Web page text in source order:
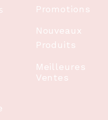
Promotions
Nouveaux
Produits
Meilleures
Ventes